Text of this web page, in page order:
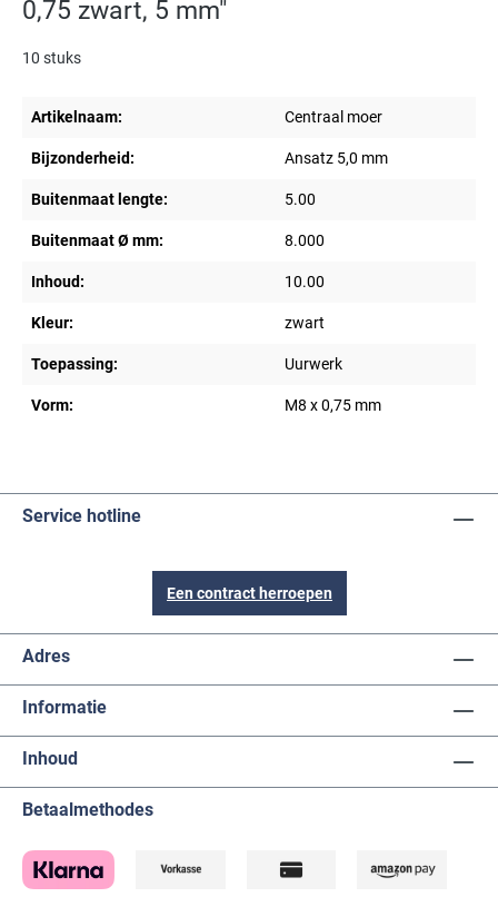
0,75 zwart, 5 mm"
10 stuks
Artikelnaam: Centraal moer
Bijzonderheid: Ansatz 5,0 mm
Buitenmaat lengte: 5.00
Buitenmaat Ø mm: 8.000
Inhoud: 10.00
Kleur: zwart
Toepassing: Uurwerk
Vorm: M8 x 0,75 mm
Service hotline
Een contract herroepen
Adres
Informatie
Inhoud
Betaalmethodes